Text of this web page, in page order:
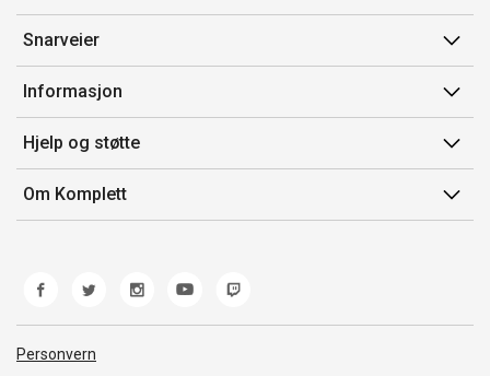
Snarveier
Min side
Ordreoversikt
Flex
Komplett Club
Informasjon
Salgsbetingelser
Medlemsvilkår for Komplett Club
Merker/produsent
Hjelp og støtte
Kontakt oss
Kundeservice
Retur
Reklamasjon og garanti
Frakt og levering
Om Komplett
Personvern